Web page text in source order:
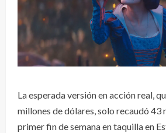
La esperada versión en acción real,
millones de dólares, solo recaudó 43
primer fin de semana en taquilla en